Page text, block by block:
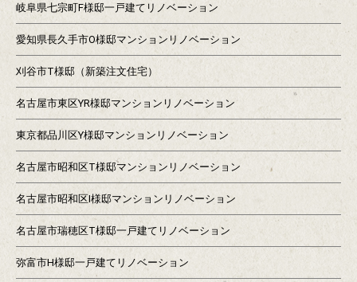
岐阜県七宗町F様邸一戸建てリノベーション
愛知県長久手市O様邸マンションリノベーション
刈谷市T様邸（新築注文住宅）
名古屋市東区YR様邸マンションリノベーション
東京都品川区Y様邸マンションリノベーション
名古屋市昭和区T様邸マンションリノベーション
名古屋市昭和区I様邸マンションリノベーション
名古屋市瑞穂区T様邸一戸建てリノベーション
弥富市H様邸一戸建てリノベーション